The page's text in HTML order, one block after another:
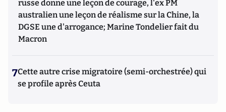
russe donne une leçon de courage, l'ex PM
australien une leçon de réalisme sur la Chine, la
DGSE une d'arrogance; Marine Tondelier fait du
Macron
7Cette autre crise migratoire (semi-orchestrée) qui
se profile après Ceuta